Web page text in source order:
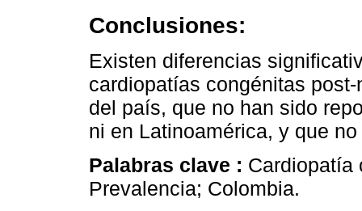
Conclusiones:
Existen diferencias
cardiopatías congénitas
del país, que no han sido
ni en Latinoamérica, y que
Palabras clave : Cardiopatía
Prevalencia; Colombia.